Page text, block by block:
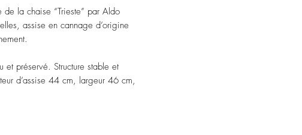
la chaise “Trieste” par Aldo
assise en cannage d’origine
et préservé. Structure stable et
d’assise 44 cm, largeur 46 cm,